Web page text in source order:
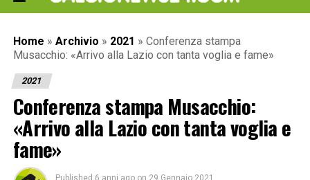
Home » Archivio » 2021 » Conferenza stampa
Musacchio: «Arrivo alla Lazio con tanta voglia e fame»
2021
Conferenza stampa Musacchio:
«Arrivo alla Lazio con tanta voglia e
fame»
Published 6 anni ago on 29 Gennaio 2021